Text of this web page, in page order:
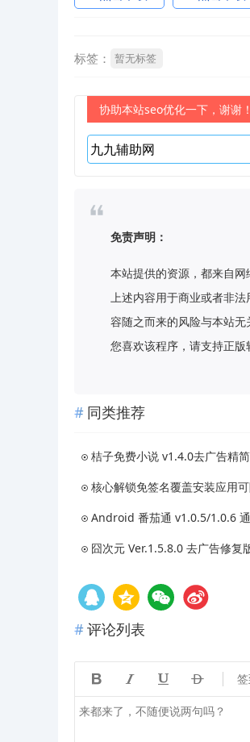
标签： 暂无标签
协助本站seo优化一下，谢谢！
免责声明：
本站提供的资源，都来自
上述内容用于商业或者非
容随之而来的风险与本站
您喜欢该程序，请支持正
同类推荐
桔子免费小说 v1.4.0去广告精
核心解锁免签名覆盖安装应用
Android 番茄通 v1.0.5/1.0.6
囧次元 Ver.1.5.8.0 去广告修复
评论列表
    签